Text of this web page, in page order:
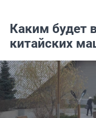
Каким будет
китайских